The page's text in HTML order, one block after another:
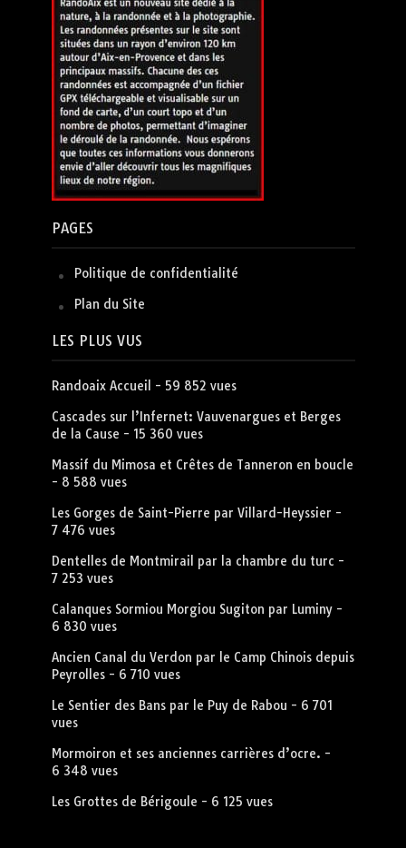
PAGES
Politique de confidentialité
Plan du Site
LES PLUS VUS
Randoaix Accueil - 59 852 vues
Cascades sur l’Infernet: Vauvenargues et Berges
de la Cause - 15 360 vues
Massif du Mimosa et Crêtes de Tanneron en boucle
- 8 588 vues
Les Gorges de Saint-Pierre par Villard-Heyssier -
7 476 vues
Dentelles de Montmirail par la chambre du turc -
7 253 vues
Calanques Sormiou Morgiou Sugiton par Luminy-
6 830 vues
Ancien Canal du Verdon par le Camp Chinois depuis
Peyrolles- 6 710 vues
Le Sentier des Bans par le Puy de Rabou - 6 701
vues
Mormoiron et ses anciennes carrières d’ocre. -
6 348 vues
Les Grottes de Bérigoule - 6 125 vues